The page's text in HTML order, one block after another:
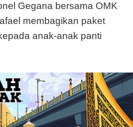
Gegana bersama OMK
membagikan paket
anak-anak panti